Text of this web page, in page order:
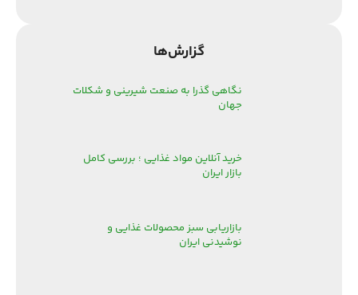
گزارش‌‌ها
نگاهی گذرا به صنعت شیرینی و شکلات
جهان
خرید آنلاین مواد غذایی ؛ بررسی کامل
بازار ایران
بازاریابی سبز محصولات غذایی و
نوشیدنی ایران